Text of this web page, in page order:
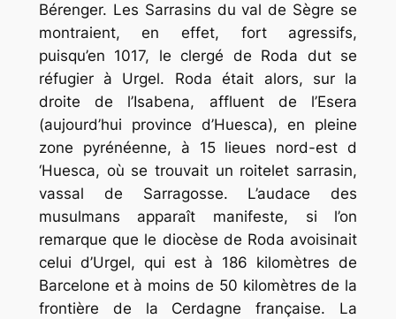
Bérenger. Les Sarrasins du val de Sègre se
montraient, en effet, fort agressifs,
puisqu’en 1017, le clergé de Roda dut se
réfugier à Urgel. Roda était alors, sur la
droite de l’Isabena, affluent de l’Esera
(aujourd’hui province d’Huesca), en pleine
zone pyrénéenne, à 15 lieues nord-est d
‘Huesca, où se trouvait un roitelet sarrasin,
vassal de Sarragosse. L’audace des
musulmans apparaît manifeste, si l’on
remarque que le diocèse de Roda avoisinait
celui d’Urgel, qui est à 186 kilomètres de
Barcelone et à moins de 50 kilomètres de la
frontière de la Cerdagne française. La